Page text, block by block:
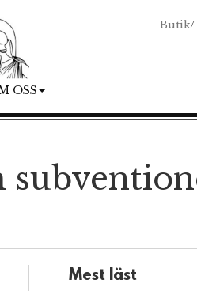
Butik/
OSS
Mest läst